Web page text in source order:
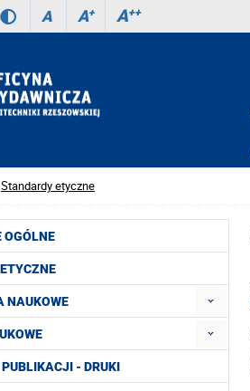
A A+ A++
Standardy etyczne
OGÓLNE
NAUKOWE
- DRUKI